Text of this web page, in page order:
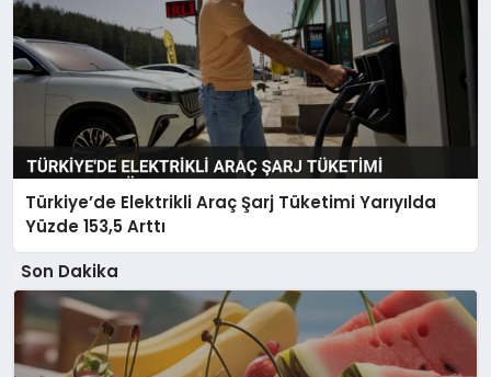
Türkiye’de Elektrikli Araç Şarj Tüketimi Yarıyılda
Yüzde 153,5 Arttı
Son Dakika